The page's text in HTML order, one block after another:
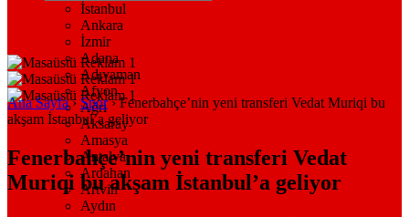
İstanbul
Ankara
İzmir
Adana
Adıyaman
Afyon
Ağrı
Aksaray
Amasya
Antalya
Ardahan
Artvin
Aydın
Ana Sayfa› Spor›Fenerbahçe’nin yeni transferi Vedat Muriqi bu
akşam İstanbul’a geliyor
Fenerbahçe’nin yeni transferi Vedat
Muriqi bu akşam İstanbul’a geliyor